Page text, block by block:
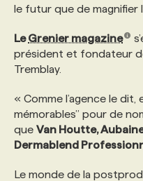
le futur que de magnifier
LeGrenier magazine
président et fondateur
Tremblay.
« Comme l’agence le
mémorables” pour de
que Van Houtte,
Dermablend
Le monde de la